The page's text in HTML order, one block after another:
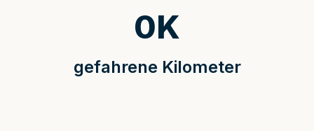
gefahrene Kilometer
0K